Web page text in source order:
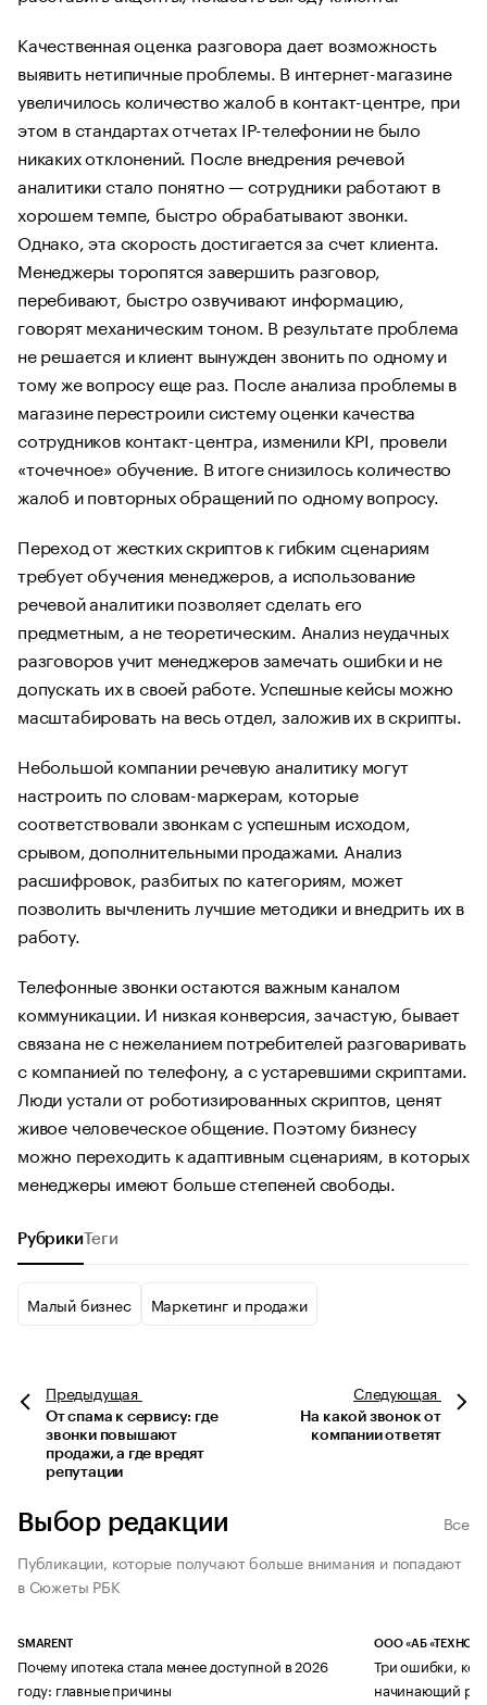
Качественная оценка разговора дает возможность
выявить нетипичные проблемы. В интернет-магазине
увеличилось количество жалоб в контакт-центре, при
этом в стандартах отчетах IP-телефонии не было
никаких отклонений. После внедрения речевой
аналитики стало понятно — сотрудники работают в
хорошем темпе, быстро обрабатывают звонки.
Однако, эта скорость достигается за счет клиента.
Менеджеры торопятся завершить разговор,
перебивают, быстро озвучивают информацию,
говорят механическим тоном. В результате проблема
не решается и клиент вынужден звонить по одному и
тому же вопросу еще раз. После анализа проблемы в
магазине перестроили систему оценки качества
сотрудников контакт-центра, изменили KPI, провели
«точечное» обучение. В итоге снизилось количество
жалоб и повторных обращений по одному вопросу.
Переход от жестких скриптов к гибким сценариям
требует обучения менеджеров, а использование
речевой аналитики позволяет сделать его
предметным, а не теоретическим. Анализ неудачных
разговоров учит менеджеров замечать ошибки и не
допускать их в своей работе. Успешные кейсы можно
масштабировать на весь отдел, заложив их в скрипты.
Небольшой компании речевую аналитику могут
настроить по словам-маркерам, которые
соответствовали звонкам с успешным исходом,
срывом, дополнительными продажами. Анализ
расшифровок, разбитых по категориям, может
позволить вычленить лучшие методики и внедрить их в
работу.
Телефонные звонки остаются важным каналом
коммуникации. И низкая конверсия, зачастую, бывает
связана не с нежеланием потребителей разговаривать
с компанией по телефону, а с устаревшими скриптами.
Люди устали от роботизированных скриптов, ценят
живое человеческое общение. Поэтому бизнесу
можно переходить к адаптивным сценариям, в которых
менеджеры имеют больше степеней свободы.
Рубрики Теги
Малый бизнес Маркетинг и продажи
Предыдущая
От спама к сервису: где
звонки повышают
продажи, а где вредят
репутации
Следующая
На какой звонок от
компании ответят
Выбор редакции
Все
Публикации, которые получают больше внимания и попадают
в Сюжеты РБК
SMARENT
Почему ипотека стала менее доступной в 2026
году: главные причины
ООО «АБ
Три ошибки,
начинающий